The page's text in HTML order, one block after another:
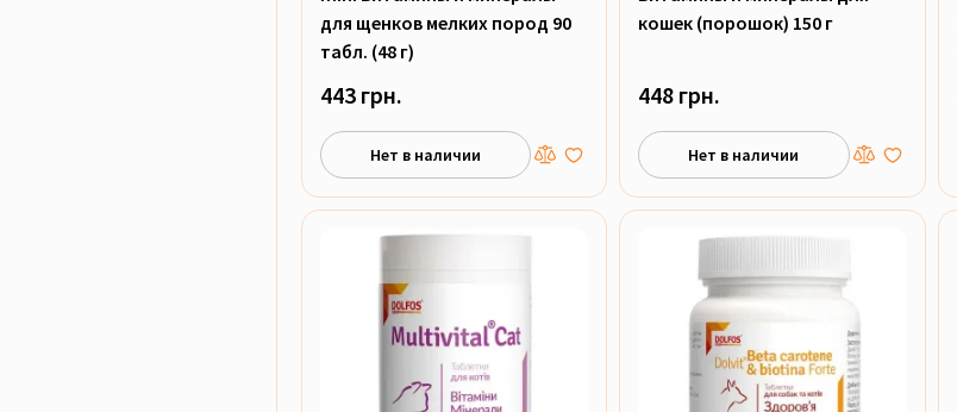
для щенков мелких пород 90
табл. (48 г)
443 грн.
Нет в наличии
кошек (порошок) 150 г
448 грн.
Нет в наличии